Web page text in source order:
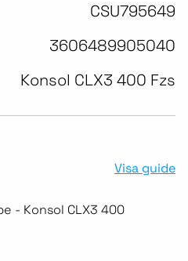
CSU795649
3606489905040
Konsol CLX3 400 Fzs
Visa guide
- Konsol CLX3 400